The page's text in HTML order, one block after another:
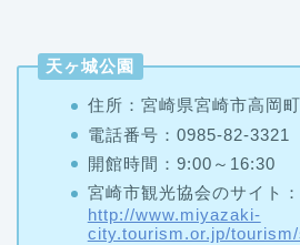
天ヶ城公園
住所：宮崎県宮崎市高岡
電話番号：0985-82-3321
開館時間： 9:00～16:30
宮崎市観光協会のサイト：
http://www.miyazaki-
city.tourism.or.jp/